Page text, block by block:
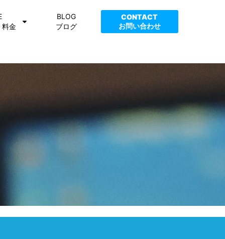
料金
BLOG
ブログ
CONTACT
お問い合わせ